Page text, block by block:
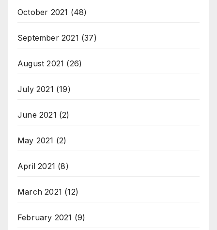
October 2021 (48)
September 2021 (37)
August 2021 (26)
July 2021 (19)
June 2021 (2)
May 2021 (2)
April 2021 (8)
March 2021 (12)
February 2021 (9)